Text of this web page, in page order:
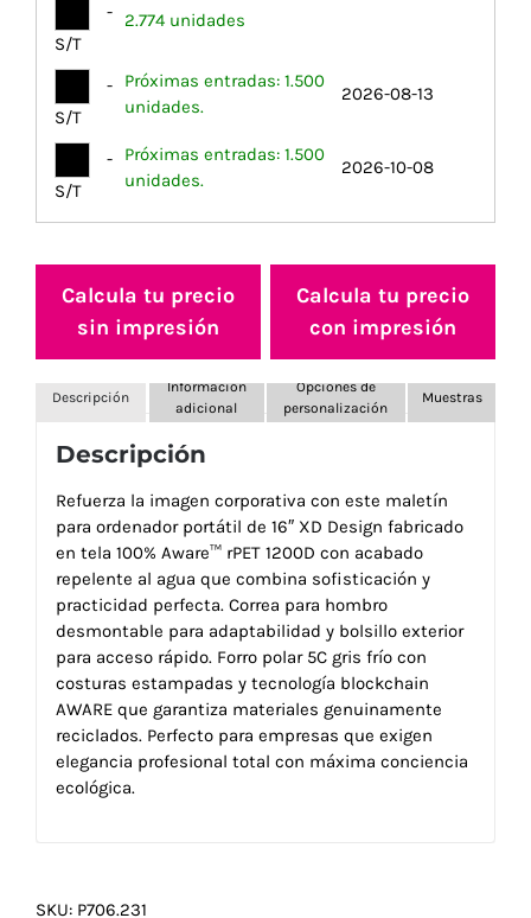
-
S/T
2.774 unidades
-
S/T
Próximas entradas: 1.500
unidades.
2026-08-13
-
S/T
Próximas entradas: 1.500
unidades.
2026-10-08
Calcula tu precio
sin impresión
Calcula tu precio
con impresión
Descripción
Información
adicional
Opciones de
personalización
Muestras
Descripción
Refuerza la imagen corporativa con este maletín
para ordenador portátil de 16″ XD Design fabricado
en tela 100% Aware™ rPET 1200D con acabado
repelente al agua que combina sofisticación y
practicidad perfecta. Correa para hombro
desmontable para adaptabilidad y bolsillo exterior
para acceso rápido. Forro polar 5C gris frío con
costuras estampadas y tecnología blockchain
AWARE que garantiza materiales genuinamente
reciclados. Perfecto para empresas que exigen
elegancia profesional total con máxima conciencia
ecológica.
SKU: P706.231